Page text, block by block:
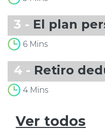
3 - El plan
6 Mins
4 - Retiro
4 Mins
Ver todos